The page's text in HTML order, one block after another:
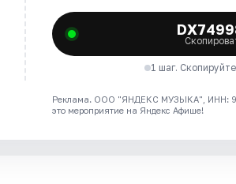
1 шаг.
Реклама. ООО "ЯНДЕКС МУЗЫКА", ИНН:
это мероприятие на Яндекс Афише!